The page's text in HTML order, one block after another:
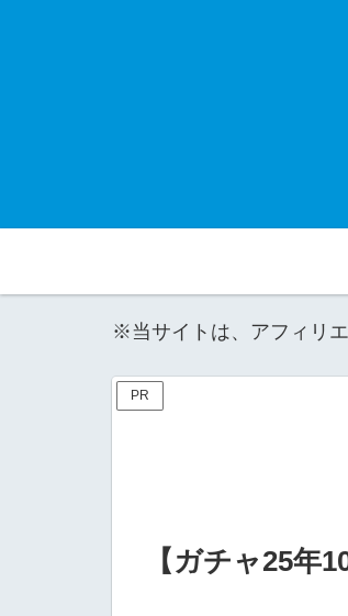
※当サイトは、アフィリ
PR
【ガチャ25年